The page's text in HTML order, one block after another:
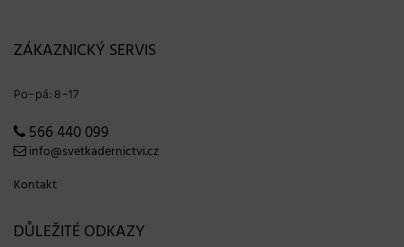
ZÁKAZNICKÝ SERVIS
Po−pá: 8−17
566 440 099
info@svetkadernictvi.cz
Kontakt
DŮLEŽITÉ ODKAZY